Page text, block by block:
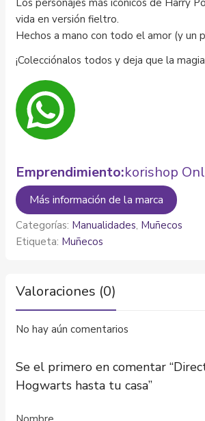
Los personajes más icónicos de Harry
vida en versión fieltro.
Hechos a mano con todo el amor (y un
¡Colecciónalos todos y deja que la
Emprendimiento:korishop
Más información de la marca
Categorías: Manualidades, Muñecos
Etiqueta: Muñecos
Valoraciones (0)
No hay aún comentarios
Se el primero en comentar
Hogwarts hasta tu casa”